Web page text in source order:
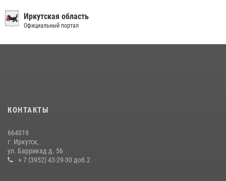
преступной группы, организовавшей бизнес по оказанию интим-
услуг
приняли участие в благотворительной акции
В Иркутской области состоится прямая линия по вопросам
поступления на службу в Росгвардию
Иркутская область
Официальный портал
КОНТАКТЫ
664019
г. Иркутск,
ул. Баррикад д. 56
+ 7 (3952) 43-29-30 доб.2